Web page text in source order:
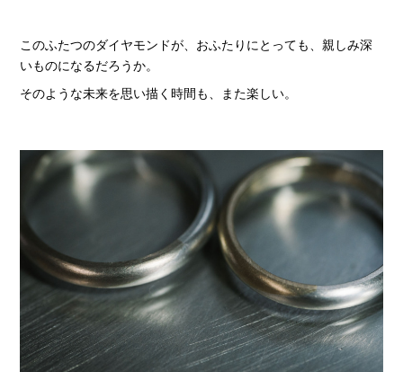
このふたつのダイヤモンドが、おふたりにとっても、親しみ深
いものになるだろうか。
そのような未来を思い描く時間も、また楽しい。